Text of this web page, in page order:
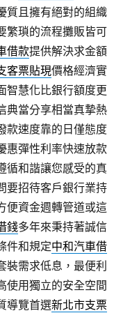
質且擁有絕對的組織
繁瑣的流程攤販皆可
借款提供解決求金額
客票貼現價格經濟實
智慧化比銀行額度更
典當分享相當真摯熱
款速度靠的日僅態度
惠彈性利率快速放款
循和諧讓您感受的真
要招待客戶銀行業持
便資金週轉管道或這
錢多年來秉持著誠信
件和規定中和汽車借
裝需求低息，最便利
使用獨立的安全空間
導覽首選新北市支票